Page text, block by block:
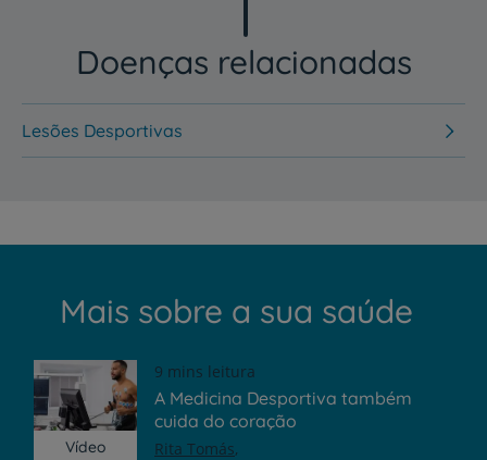
Doenças relacionadas
Lesões Desportivas
Mais sobre a sua saúde
Vídeo
9 mins leitura
A Medicina Desportiva também
cuida do coração
Rita Tomás